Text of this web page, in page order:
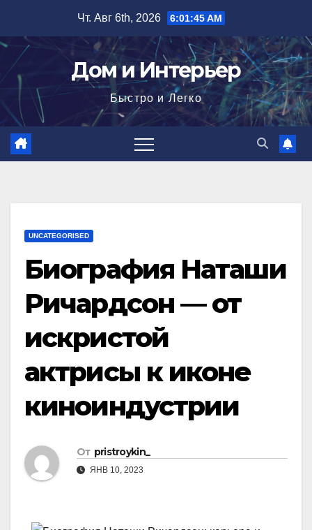
содержимому
Чт. Авг 6th, 2026 6:01:46 AM
Дом и Интерьер
Быстро и Легко
UNCATEGORISED
Биография Наташи
Ричардсон — от
искристой
актрисы к иконе
киноиндустрии
От pristroykin_
ЯНВ 10, 2023